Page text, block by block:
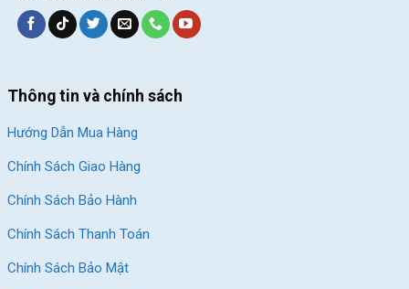
Thông tin và chính sách
Hướng Dẫn Mua Hàng
Chính Sách Giao Hàng
Chính Sách Bảo Hành
Chính Sách Thanh Toán
Chính Sách Bảo Mật